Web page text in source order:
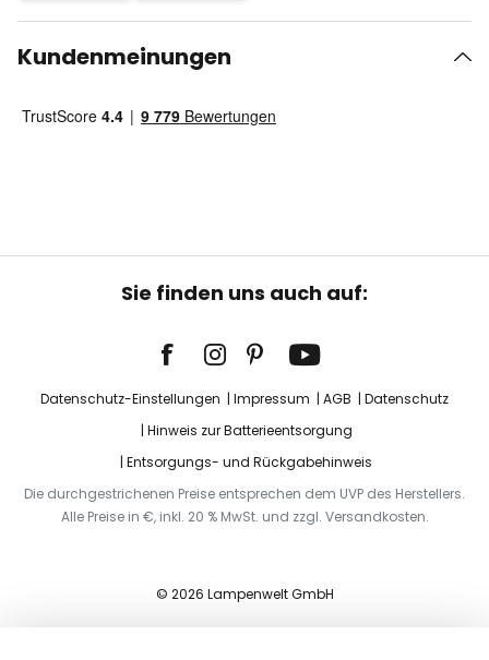
Kundenmeinungen
Sie finden uns auch auf:
Datenschutz-Einstellungen Impressum AGB
Datenschutz
Hinweis zur Batterieentsorgung
Entsorgungs- und Rückgabehinweis
Die durchgestrichenen Preise entsprechen dem UVP des Herstellers.
Alle Preise in €, inkl. 20 % MwSt. und zzgl. Versandkosten.
© 2026 Lampenwelt GmbH